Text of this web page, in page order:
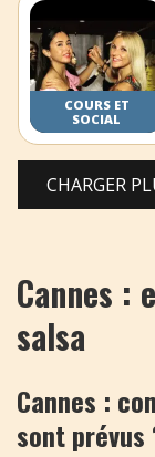
COURS ET
SOCIAL
CHARGER
Cannes :
salsa
Cannes :
sont prévus